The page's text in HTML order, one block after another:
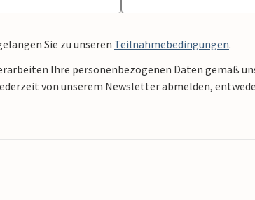
Sie zu unseren Teilnahmebedingungen.
Ihre personenbezogenen Daten gemäß
von unserem Newsletter abmelden,